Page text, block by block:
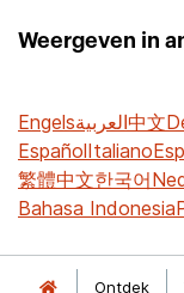
Weergeven in
Engelsالعربية中文
EspañolItaliano
繁體中文한국어
Bahasa Indonesia
Ontdek